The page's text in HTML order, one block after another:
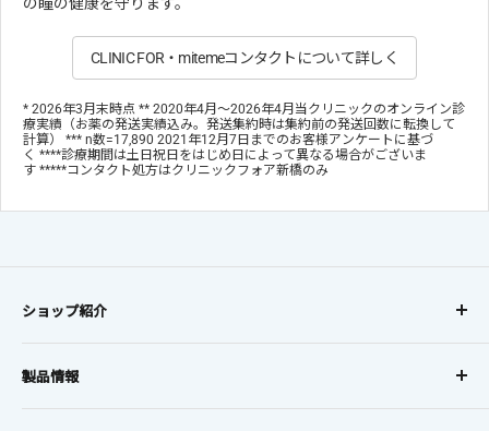
CLINIC FOR・mitemeコンタクトについて詳しく
* 2026年3月末時点 ** 2020年4月～2026年4月当クリニックのオンライン診
療実績（お薬の発送実績込み。発送集約時は集約前の発送回数に転換して
計算） *** n数=17,890 2021年12月7日までのお客様アンケートに基づ
く ****診療期間は土日祝日をはじめ日によって異なる場合がございま
す *****コンタクト処方はクリニックフォア新橋のみ
ショップ紹介
オンラインでも安心を。
製品情報